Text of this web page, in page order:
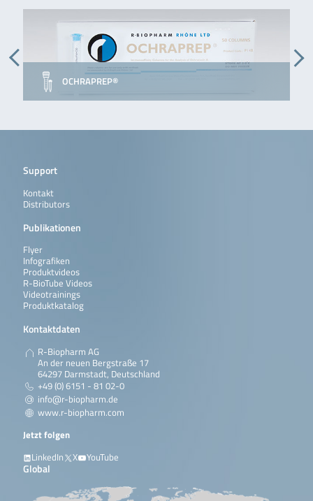
OCHRAPREP®
Support
Kontakt
Distributors
Publikationen
Flyer
Infografiken
Produktvideos
R-BioTube Videos
Videotrainings
Produktkatalog
Kontaktdaten
R-Biopharm AG
An der neuen Bergstraße 17
64297 Darmstadt, Deutschland
+49 (0) 6151 - 81 02-0
info@r-biopharm.de
www.r-biopharm.com
Jetzt folgen
LinkedIn
X YouTube
Global